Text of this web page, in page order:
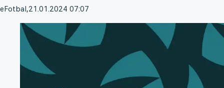
eFotbal,21.01.2024 07:07